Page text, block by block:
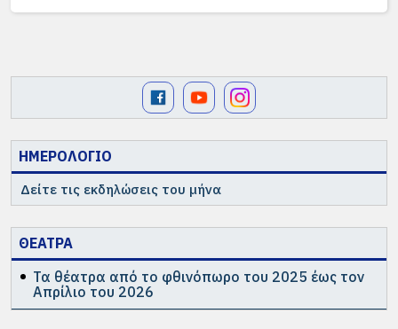
ΗΜΕΡΟΛΟΓΙΟ
Δείτε τις εκδηλώσεις του μήνα
ΘΕΑΤΡΑ
Τα θέατρα από το φθινόπωρο του 2025 έως τον
Απρίλιο του 2026